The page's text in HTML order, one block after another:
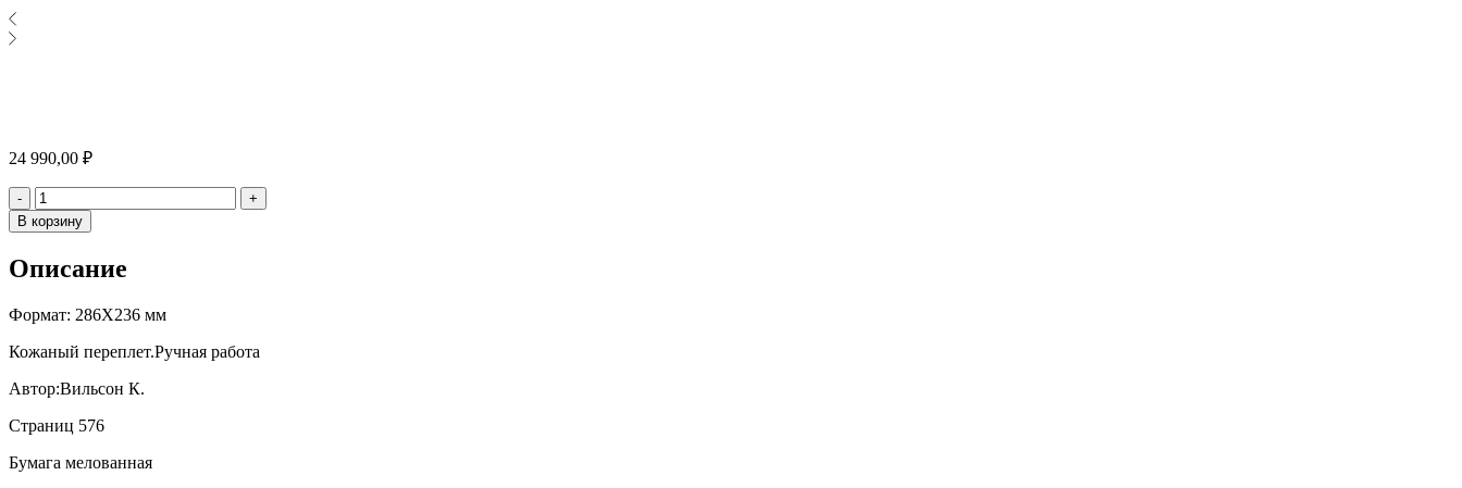
24 990,00 ₽
- Количество
+
В корзину
Описание
Формат: 286Х236 мм
Кожаный переплет.Ручная работа
Автор:Вильсон К.
Страниц 576
Бумага мелованная